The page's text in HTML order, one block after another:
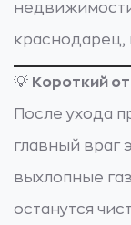
краснодарец,
💡 Короткий
После ухода
главный враг
выхлопные
останутся